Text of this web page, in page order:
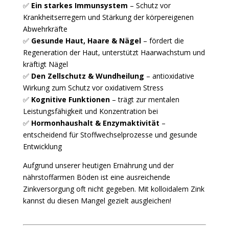
✅ Ein starkes Immunsystem – Schutz vor
Krankheitserregern und Stärkung der körpereigenen
Abwehrkräfte
✅ Gesunde Haut, Haare & Nägel– fördert die
Regeneration der Haut, unterstützt Haarwachstum und
kräftigt Nägel
✅ Den Zellschutz & Wundheilung – antioxidative
Wirkung zum Schutz vor oxidativem Stress
✅ Kognitive Funktionen– trägt zur mentalen
Leistungsfähigkeit und Konzentration bei
✅ Hormonhaushalt & Enzymaktivität –
entscheidend für Stoffwechselprozesse und gesunde
Entwicklung
Aufgrund unserer heutigen Ernährung und der
nährstoffarmen Böden ist eine ausreichende
Zinkversorgung oft nicht gegeben. Mit kolloidalem Zink
kannst du diesen Mangel gezielt ausgleichen!